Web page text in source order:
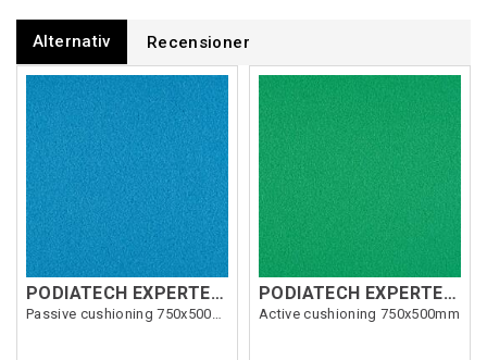
Alternativ Recensioner
PODIATECH EXPERTENE 220 3,5mm Blå
Passive cushioning 750x500mm
PODIATECH EXPERTENE 300 2,5mm Grön
Active cushioning 750x500mm